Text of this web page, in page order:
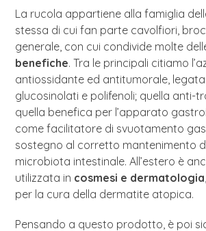
La rucola appartiene alla famiglia
stessa di cui fan parte cavolfiori,
generale, con cui condivide molte
benefiche. Tra le principali citiamo
antiossidante ed antitumorale,
glucosinolati e polifenoli; quella anti-
quella benefica per l’apparato
come facilitatore di svuotamento
sostegno al corretto mantenimento
microbiota intestinale. All’estero è
utilizzata in cosmesi e dermatologia
per la cura della dermatite atopica.
Pensando a questo prodotto, è poi